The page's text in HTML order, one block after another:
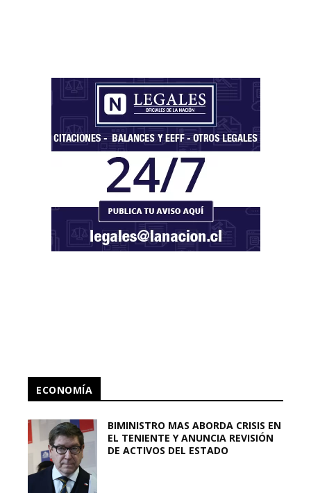
ECONOMÍA
BIMINISTRO MAS ABORDA CRISIS EN
EL TENIENTE Y ANUNCIA REVISIÓN
DE ACTIVOS DEL ESTADO